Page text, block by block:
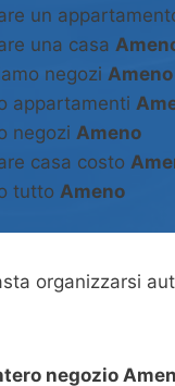
un
una casa
negozi Ameno
appartamenti
negozi Ameno
casa costo
tutto Ameno
organizzarsi
negozio